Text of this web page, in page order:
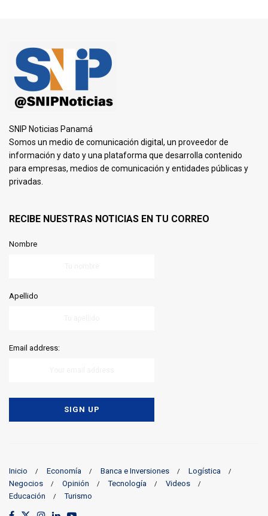
SNIP Noticias Panamá
Somos un medio de comunicación digital, un proveedor de
información y dato y una plataforma que desarrolla contenido
para empresas, medios de comunicación y entidades públicas y
privadas.
RECIBE NUESTRAS NOTICIAS EN TU CORREO
Nombre
Apellido
Email address:
Inicio Economía Banca e Inversiones
Logística
Negocios
Opinión Tecnología
Videos
Educación
Turismo